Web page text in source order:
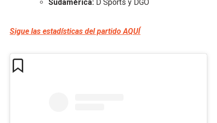
Sudamérica: D Sports y DGO
Sigue las estadísticas del partido AQUÍ